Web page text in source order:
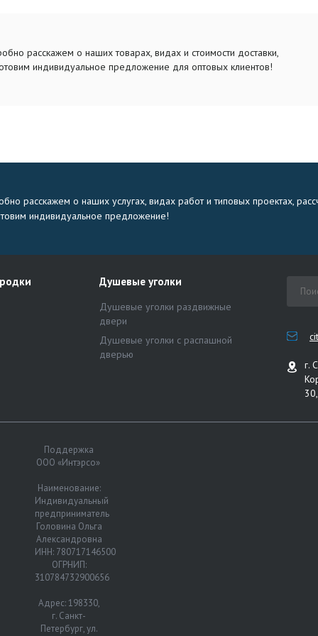
расскажем о наших товарах, видах и стоимости доставки,
индивидуальное предложение для оптовых клиентов!
расскажем о наших услугах, видах работ и типовых проектах,
индивидуальное предложение!
Душевые уголки
Душевые уголки раздвижные
двери
Душевые уголки с распашной
дверью
г.
Поддержка
ООО «Интэрсо»
Наименование:
Индивидуальный
предприниматель
Головина Ольга
Александровна
ИНН: 780717146500
ОГРНИП:
310784732900656
Адрес: 198330,
г. Санкт-
Петербург, ул.